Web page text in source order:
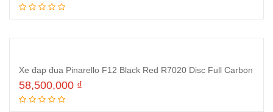
Xe đạp đua Pinarello F12 Black Red R7020 Disc Full Carbon
58,500,000 ₫